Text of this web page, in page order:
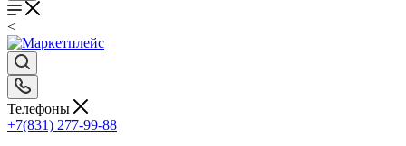
<
Телефоны
+7(831) 277-99-88